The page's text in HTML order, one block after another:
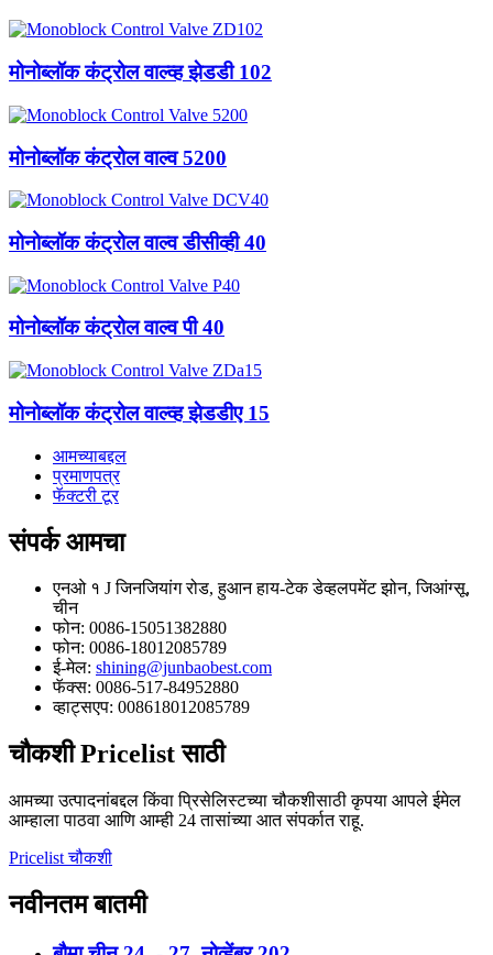
मोनोब्लॉक कंट्रोल वाल्व्ह झेडडी 102
मोनोब्लॉक कंट्रोल वाल्व 5200
मोनोब्लॉक कंट्रोल वाल्व डीसीव्ही 40
मोनोब्लॉक कंट्रोल वाल्व पी 40
मोनोब्लॉक कंट्रोल वाल्व्ह झेडडीए 15
आमच्याबद्दल
प्रमाणपत्र
फॅक्टरी टूर
संपर्कआमचा
एनओ १ J जिनजियांग रोड, हुआन हाय-टेक डेव्हलपमेंट झोन, जिआंग्सू,
चीन
फोन: 0086-15051382880
फोन: 0086-18012085789
ई-मेल: shining@junbaobest.com
फॅक्स: 0086-517-84952880
व्हाट्सएप: 008618012085789
चौकशीPricelist साठी
आमच्या उत्पादनांबद्दल किंवा प्रिसेलिस्टच्या चौकशीसाठी कृपया आपले ईमेल
आम्हाला पाठवा आणि आम्ही 24 तासांच्या आत संपर्कात राहू.
Pricelist चौकशी
नवीनतमबातमी